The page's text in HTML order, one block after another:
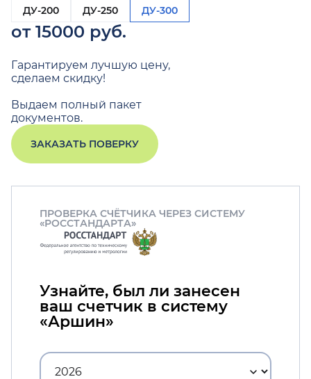
ДУ-200
ДУ-250 ДУ-300
от 15000 руб.
Гарантируем лучшую цену,
сделаем скидку!
Выдаем полный пакет
документов.
ЗАКАЗАТЬ ПОВЕРКУ
ПРОВЕРКА СЧЁТЧИКА ЧЕРЕЗ СИСТЕМУ
«РОССТАНДАРТА»
Узнайте, был ли занесен
ваш счетчик в систему
«Аршин»